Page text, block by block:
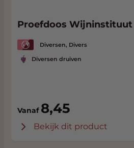
Proefdoos Wijninstituut
Diversen, Divers
Diversen druiven
Vanaf 8,45
Bekijk dit product